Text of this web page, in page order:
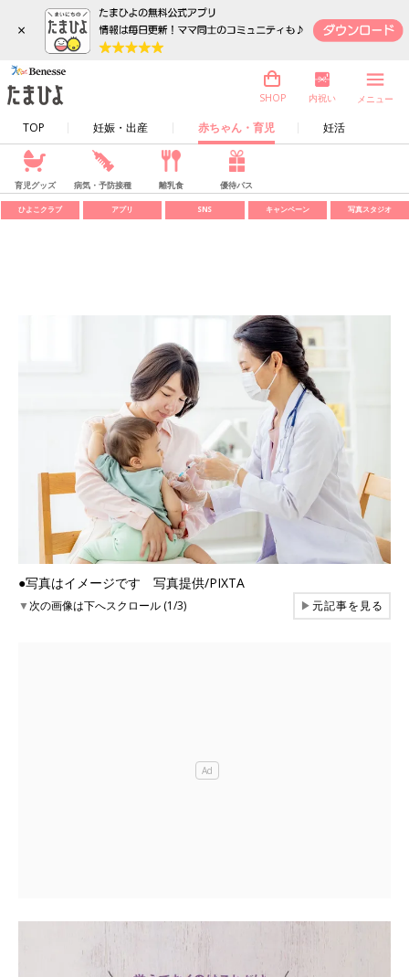
×
TOP 妊娠・出産 赤ちゃん・育児 妊活
SHOP 内祝い メニュー
育児グッズ 病気・予防接種 離乳食 優待パス
ひよこクラブ アプリ SNS キャンペーン 写真スタジオ
●写真はイメージです 写真提供/PIXTA
▼次の画像は下へスクロール (1/3) ▶元記事を見る